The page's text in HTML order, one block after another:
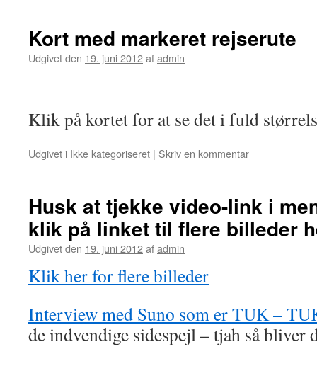
Kort med markeret rejserute
Udgivet den 19. juni 2012afadmin
Klik på kortet for at se det i fuld
Udgivet i Ikke kategoriseret | Skriv en kommentar
Husk at tjekke video-link i
klik på linket til flere billeder
Udgivet den 19. juni 2012afadmin
Klik her for flere billeder
Interview med Suno som er TUK –
de indvendige sidespejl – tjah så bliver